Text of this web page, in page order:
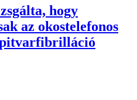
hogy
az okostelefonos
pitvarfibrilláció